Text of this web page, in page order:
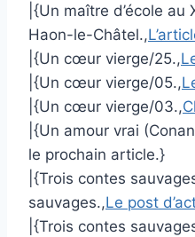
|{Un maître d’école
Haon-le-Châtel.,
|{Un cœur vierge/25.,
|{Un cœur vierge/05.,
|{Un cœur vierge/03.,
|{Un amour vrai
le prochain article.}
|{Trois contes
sauvages.,Le post
|{Trois contes